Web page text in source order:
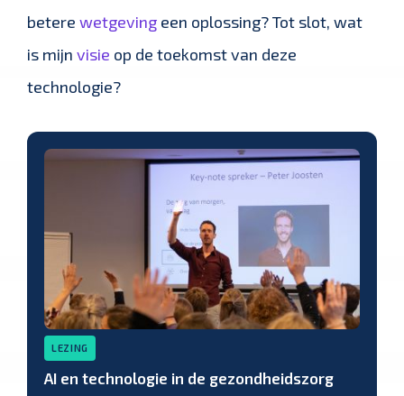
betere wetgevingeen oplossing? Tot slot, wat
is mijn visie op de toekomst van deze
technologie?
LEZING
AI en technologie in de gezondheidszorg